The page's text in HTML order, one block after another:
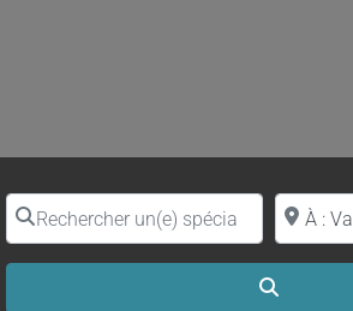
Rechercher un(e) spécialiste par nom
Proche